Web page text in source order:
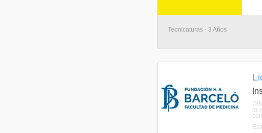
Tecnicaturas - 3 Años
la